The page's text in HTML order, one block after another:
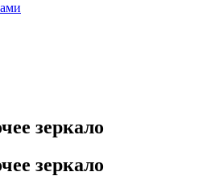
зеркало
зеркало